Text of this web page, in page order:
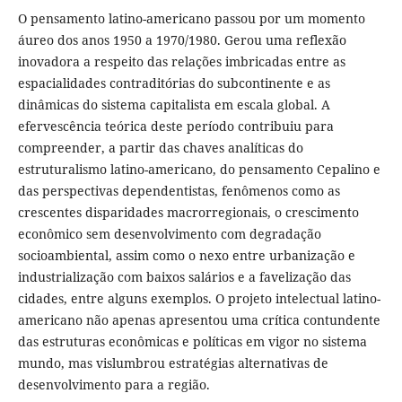
O pensamento latino-americano passou por um momento
áureo dos anos 1950 a 1970/1980. Gerou uma reflexão
inovadora a respeito das relações imbricadas entre as
espacialidades contraditórias do subcontinente e as
dinâmicas do sistema capitalista em escala global. A
efervescência teórica deste período contribuiu para
compreender, a partir das chaves analíticas do
estruturalismo latino-americano, do pensamento Cepalino e
das perspectivas dependentistas, fenômenos como as
crescentes disparidades macrorregionais, o crescimento
econômico sem desenvolvimento com degradação
socioambiental, assim como o nexo entre urbanização e
industrialização com baixos salários e a favelização das
cidades, entre alguns exemplos. O projeto intelectual latino-
americano não apenas apresentou uma crítica contundente
das estruturas econômicas e políticas em vigor no sistema
mundo, mas vislumbrou estratégias alternativas de
desenvolvimento para a região.